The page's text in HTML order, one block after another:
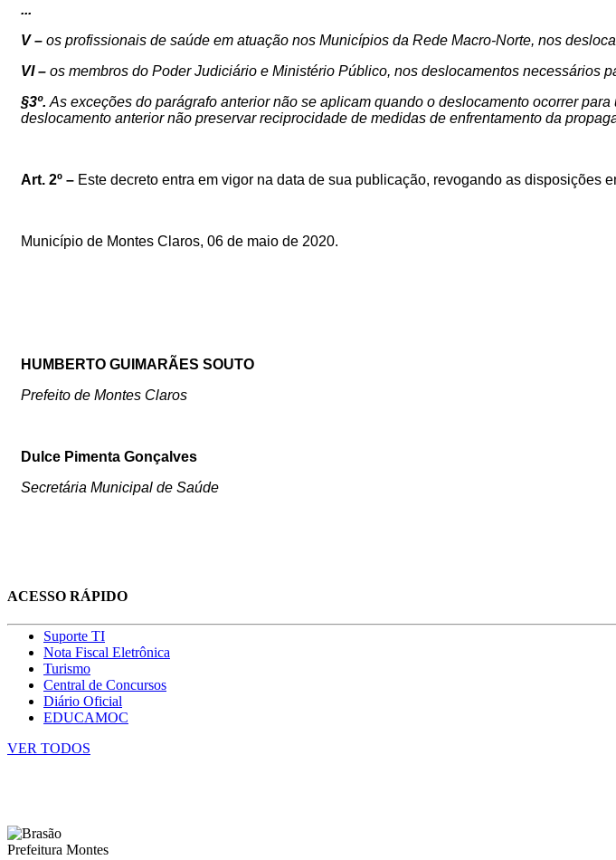
...
V – os profissionais de saúde em atuação nos Municípios da Rede Macro-Norte, nos
VI – os membros do Poder Judiciário e Ministério Público, nos deslocamentos necessários
§3º. As exceções do parágrafo anterior não se aplicam quando o deslocamento ocorrer
deslocamento anterior não preservar reciprocidade de medidas de enfrentamento da
Art. 2º – Este decreto entra em vigor na data de sua publicação, revogando as disposições
Município de Montes Claros, 06 de maio de 2020.
HUMBERTO GUIMARÃES SOUTO
Prefeito de Montes Claros
Dulce Pimenta Gonçalves
Secretária Municipal de Saúde
ACESSO RÁPIDO
Suporte TI
Nota Fiscal Eletrônica
Turismo
Central de Concursos
Diário Oficial
EDUCAMOC
VER TODOS